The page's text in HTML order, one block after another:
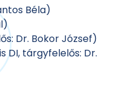
Béla)
Dr. Bokor József)
DI, tárgyfelelős: Dr.